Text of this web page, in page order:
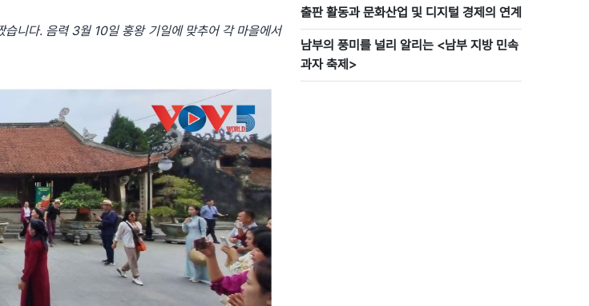
니다. 음력 3월 10일 훙왕 기일에 맞추어 각 마을에서
출판 활동과 문화산업 및 디지털 경제의 연계
남부의 풍미를 널리 알리는 <남부 지방 민속
과자 축제>